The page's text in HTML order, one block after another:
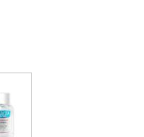
larger image